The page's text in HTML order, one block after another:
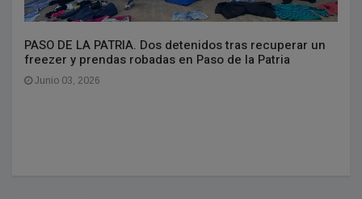
PASO DE LA PATRIA. Dos detenidos tras recuperar un
freezer y prendas robadas en Paso de la Patria
Junio 03, 2026